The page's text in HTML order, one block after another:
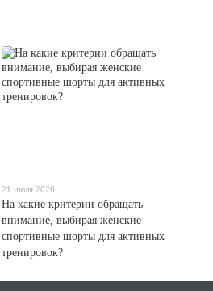
21 июля 2026
На какие критерии обращать
внимание, выбирая женские
спортивные шорты для активных
тренировок?